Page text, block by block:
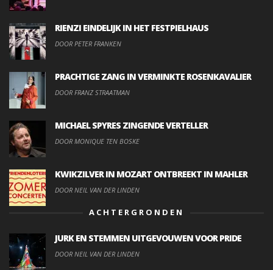
RIENZI EINDELIJK IN HET FESTPIELHAUS
DOOR PETER FRANKEN
PRACHTIGE ZANG IN VERMINKTE ROSENKAVALIER
DOOR FRANZ STRAATMAN
MICHAEL SPYRES ZINGENDE VERTELLER
DOOR MONIQUE TEN BOSKE
KWIKZILVER IN MOZART ONTBREEKT IN MAHLER
DOOR NEIL VAN DER LINDEN
ACHTERGRONDEN
JURK EN STEMMEN UITGEVOUWEN VOOR PRIDE
DOOR NEIL VAN DER LINDEN